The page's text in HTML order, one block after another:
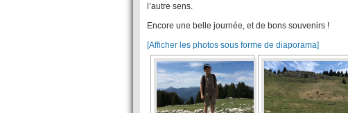
l’autre sens.
Encore une belle journée, et de bons souvenirs !
[Afficher les photos sous forme de diaporama]